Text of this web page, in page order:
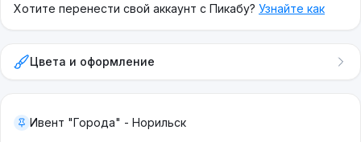
Хотите перенести свой аккаунт с Пикабу? Узнайте как
Цвета и оформление
Ивент "Города" - Норильск